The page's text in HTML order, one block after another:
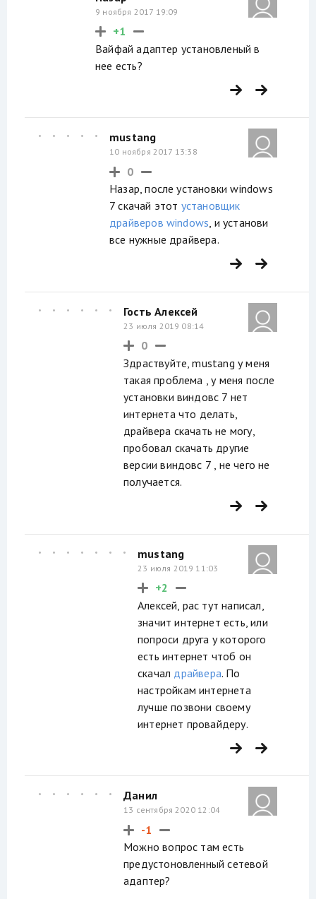
9 ноября 2017 19:09
+1
Вайфай адаптер установленый в
нее есть?
mustang
10 ноября 2017 13:38
0
Назар, после установки windows
7 скачай этот установщик
драйверов windows, и установи
все нужные драйвера.
Гость Алексей
23 июля 2019 08:14
0
Здраствуйте, mustang у меня
такая проблема , у меня после
установки виндовс 7 нет
интернета что делать,
драйвера скачать не могу,
пробовал скачать другие
версии виндовс 7 , не чего не
получается.
mustang
23 июля 2019 11:03
+2
Алексей, рас тут написал,
значит интернет есть, или
попроси друга у которого
есть интернет чтоб он
скачал драйвера. По
настройкам интернета
лучше позвони своему
интернет провайдеру.
Данил
13 сентября 2020 12:04
-1
Можно вопрос там есть
предустоновленный сетевой
адаптер?